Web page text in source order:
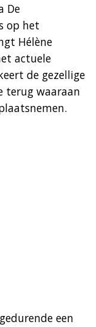
De
op het
Hélène
actuele
de gezellige
terug waaraan
een